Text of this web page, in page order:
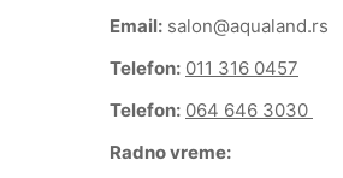
Email: salon@aqualand.rs
Telefon: 011 316 0457
Telefon: 064 646 3030
Radno vreme: